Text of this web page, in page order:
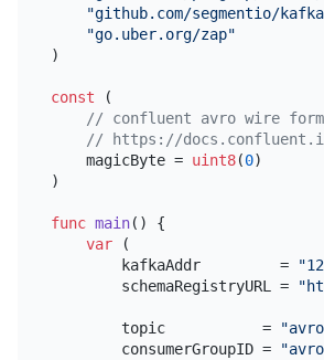
"github.com/segmentio/
"go.uber.org/zap"
)
const (
// confluent avro wire
// https://
    magicByte =
uint8(0)
)
func main() {
var (
        kafkaAddr         =
        schemaRegistryURL =
        topic           =
        consumerGroupID =